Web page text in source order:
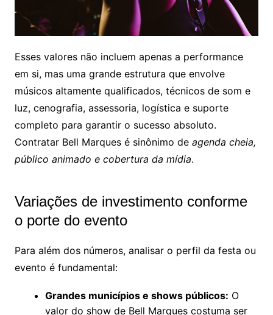
Esses valores não incluem apenas a performance
em si, mas uma grande estrutura que envolve
músicos altamente qualificados, técnicos de som e
luz, cenografia, assessoria, logística e suporte
completo para garantir o sucesso absoluto.
Contratar Bell Marques é sinônimo de agenda cheia,
público animado e cobertura da mídia.
Variações de investimento conforme
o porte do evento
Para além dos números, analisar o perfil da festa ou
evento é fundamental:
Grandes municípios e shows públicos: O
valor do show de Bell Marques costuma ser